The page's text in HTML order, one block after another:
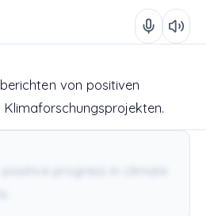
berichten von positiven
Klimaforschungsprojekten.